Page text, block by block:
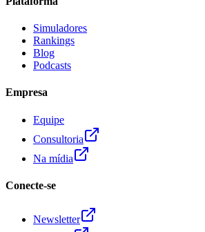
Simuladores
Rankings
Blog
Podcasts
Empresa
Equipe
Consultoria
Na mídia
Conecte-se
Newsletter